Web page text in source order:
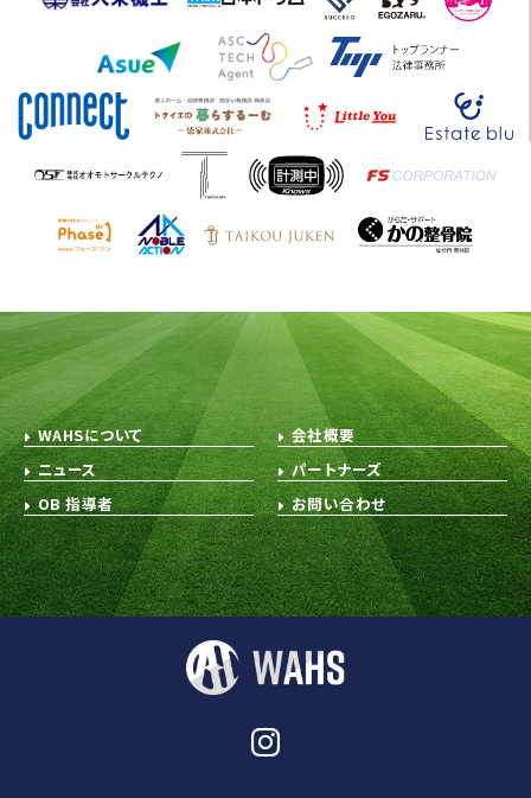
WAHSについて
会社概要
ニュース
パートナーズ
OB 指導者
お問い合わせ